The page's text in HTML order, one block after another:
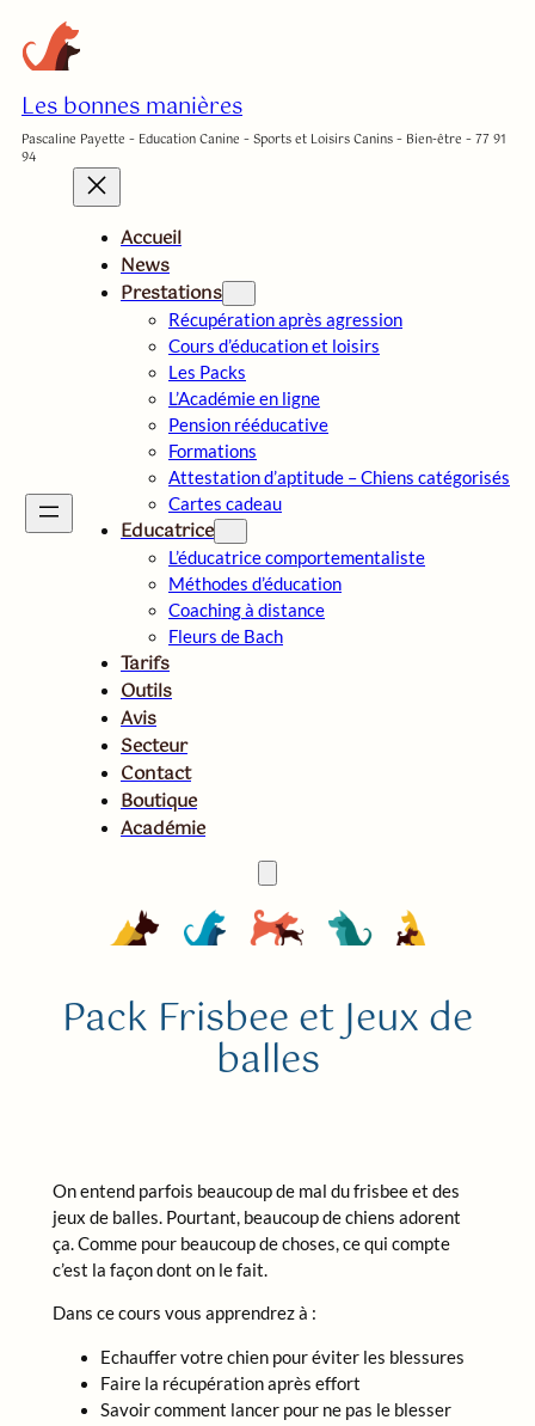
au
contenu
Les bonnes manières
Pascaline Payette – Education Canine – Sports et Loisirs Canins – Bien-être – 77 91
94
Accueil
News
Prestations
Récupération après agression
Cours d’éducation et loisirs
Les Packs
L’Académie en ligne
Pension rééducative
Formations
Attestation d’aptitude – Chiens catégorisés
Cartes cadeau
Educatrice
L’éducatrice comportementaliste
Méthodes d’éducation
Coaching à distance
Fleurs de Bach
Tarifs
Outils
Avis
Secteur
Contact
Boutique
Académie
Pack Frisbee et Jeux de
balles
On entend parfois beaucoup de mal du frisbee et des
jeux de balles. Pourtant, beaucoup de chiens adorent
ça. Comme pour beaucoup de choses, ce qui compte
c’est la façon dont on le fait.
Dans ce cours vous apprendrez à :
Echauffer votre chien pour éviter les blessures
Faire la récupération après effort
Savoir comment lancer pour ne pas le blesser